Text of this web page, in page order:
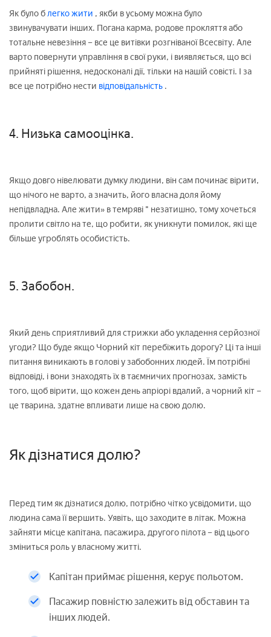
Як було блегко жити , якби в усьому можна було
звинувачувати інших. Погана карма, родове прокляття або
тотальне невезіння – все це витівки розгніваної Всесвіту. Але
варто повернути управління в свої руки, і виявляється, що всі
прийняті рішення, недосконалі дії, тільки на нашій совісті. І за
все це потрібно нести відповідальність .
4. Низька самооцінка.
Якщо довго нівелювати думку людини, він сам починає вірити,
що нічого не варто, а значить, його власна доля йому
непідвладна. Але жити» в темряві " незатишно, тому хочеться
пролити світло на те, що робити, як уникнути помилок, які ще
більше угроблять особистість.
5. Забобон.
Який день сприятливий для стрижки або укладення серйозної
угоди? Що буде якщо Чорний кіт перебіжить дорогу? Ці та інші
питання виникають в голові у забобонних людей. Їм потрібні
відповіді, і вони знаходять їх в таємничих прогнозах, замість
того, щоб вірити, що кожен день апріорі вдалий, а чорний кіт –
це тварина, здатне впливати лише на свою долю.
Як дізнатися долю?
Перед тим як дізнатися долю, потрібно чітко усвідомити, що
людина сама її вершить. Уявіть, що заходите в літак. Можна
зайняти місце капітана, пасажира, другого пілота – від цього
зміниться роль у власному житті.
Капітан приймає рішення, керує польотом.
Пасажир повністю залежить від обставин та
інших людей.